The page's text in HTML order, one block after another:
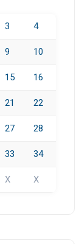
3 4
9 10
15 16
21 22
27 28
33 34
X X